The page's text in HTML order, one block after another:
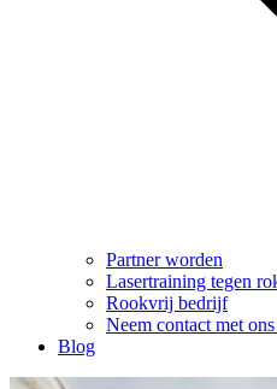
Partner worden
Lasertraining tegen
Rookvrij bedrijf
Neem contact met
Blog